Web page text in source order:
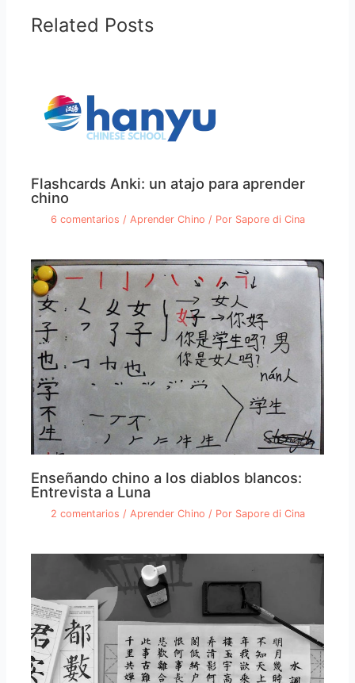
Related Posts
Flashcards Anki: un atajo para aprender
chino
6 comentarios / Aprender Chino / Por Sapore di Cina
Enseñando chino a los diablos blancos:
Entrevista a Luna
2 comentarios / Aprender Chino / Por Sapore di Cina